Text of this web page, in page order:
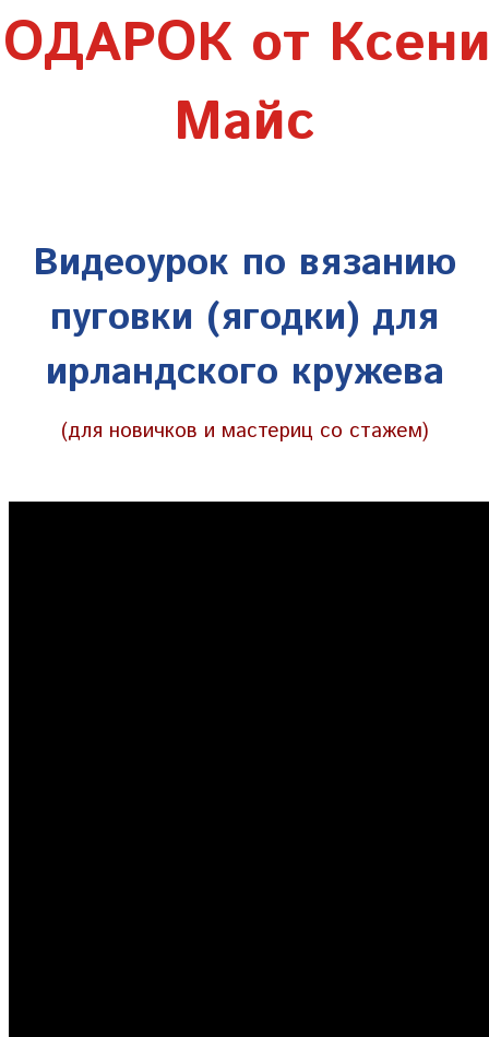
от
Майс
Видеоурок по вязанию
пуговки (ягодки) для
ирландского кружева
(для новичков и мастериц со стажем)